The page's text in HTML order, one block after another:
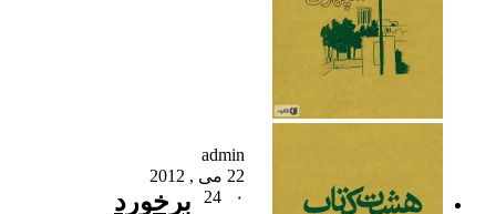
admin
22 می , 2012
۰
برخورد